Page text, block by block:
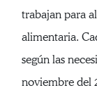
trabajan para
alimentaria.
según las
noviembre del